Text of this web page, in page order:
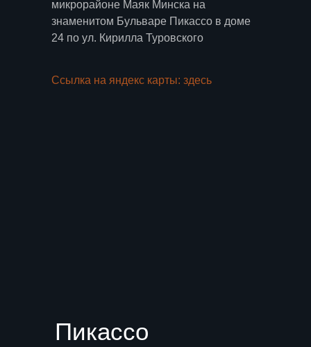
микрорайоне Маяк Минска на
знаменитом Бульваре Пикассо в доме
24 по ул. Кирилла Туровского
Пикассо
Ссылка на яндекс карты: здесь